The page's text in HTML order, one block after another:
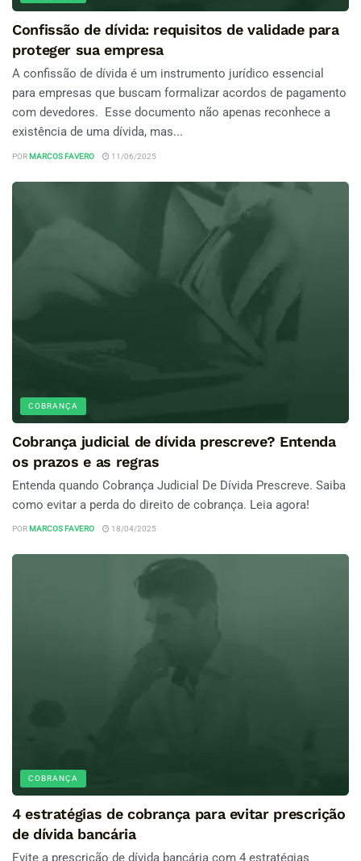
Confissão de dívida: requisitos de validade para
proteger sua empresa
A confissão de dívida é um instrumento jurídico essencial
para empresas que buscam formalizar acordos de pagamento
com devedores. Esse documento não apenas reconhece a
existência de uma dívida, mas...
POR MARCOS FAVERO 11/06/2025
COBRANÇA
Cobrança judicial de dívida prescreve? Entenda
os prazos e as regras
Entenda quando Cobrança Judicial De Dívida Prescreve. Saiba
como evitar a perda do direito de cobrança. Leia agora!
POR MARCOS FAVERO 18/04/2025
COBRANÇA
4 estratégias de cobrança para evitar prescrição
de dívida bancária
Evite a prescrição de dívida bancária com 4 estratégias